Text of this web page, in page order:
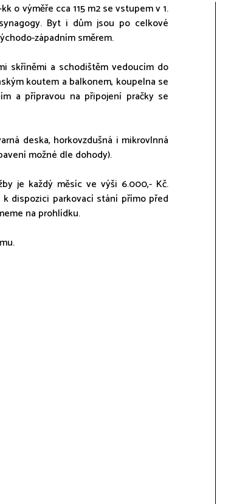
o výměře cca 115 m2 se vstupem v 1.
Byt i dům jsou po celkové
západním směrem.
skříněmi a schodištěm vedoucím do
koutem a balkonem, koupelna se
a přípravou na připojení pračky se
deska, horkovzdušná i mikrovlnná
možné dle dohody).
je každý měsíc ve výši 6.000,- Kč.
dispozici parkovací stání přímo před
na prohlídku.